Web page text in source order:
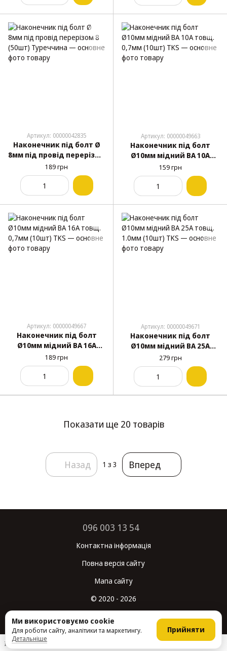
Артикул: 00000042835
Наконечник під болт Ø
8мм під провід перерізом
8 (50шт) Туреччина
189 грн
Артикул: 00000049663
Наконечник під болт
Ø10мм мідний ВА 10А
товщ. 0,7мм (10шт) TKS
159 грн
Артикул: 00000049667
Наконечник під болт
Ø10мм мідний ВА 16А
товщ. 0,7мм (10шт) TKS
189 грн
Артикул: 00000049671
Наконечник під болт
Ø10мм мідний ВА 25А
товщ. 1.0мм (10шт) TKS
279 грн
Показати ще 20 товарів
Назад 1 з 3 Вперед
096 003 13 54
Контактна інформація
Повна версія сайту
Мапа сайту
© 2020 - 2026
Інтернет-магазин створений з Хорошоп
Ми використовуємо cookie
Для роботи сайту, аналітики та маркетингу.
Детальніше
Прийняти